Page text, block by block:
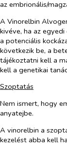
az embrionális/
A Vinorelbin
kivéve, ha az
a potenciális
következik be, a
tájékoztatni kell a
kell a genetikai
Szoptatás
Nem ismert, hogy
anyatejbe.
A vinorelbin a
kezelést abba kell